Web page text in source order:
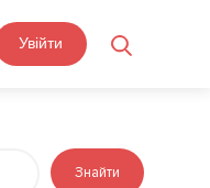
Увійти
Знайти